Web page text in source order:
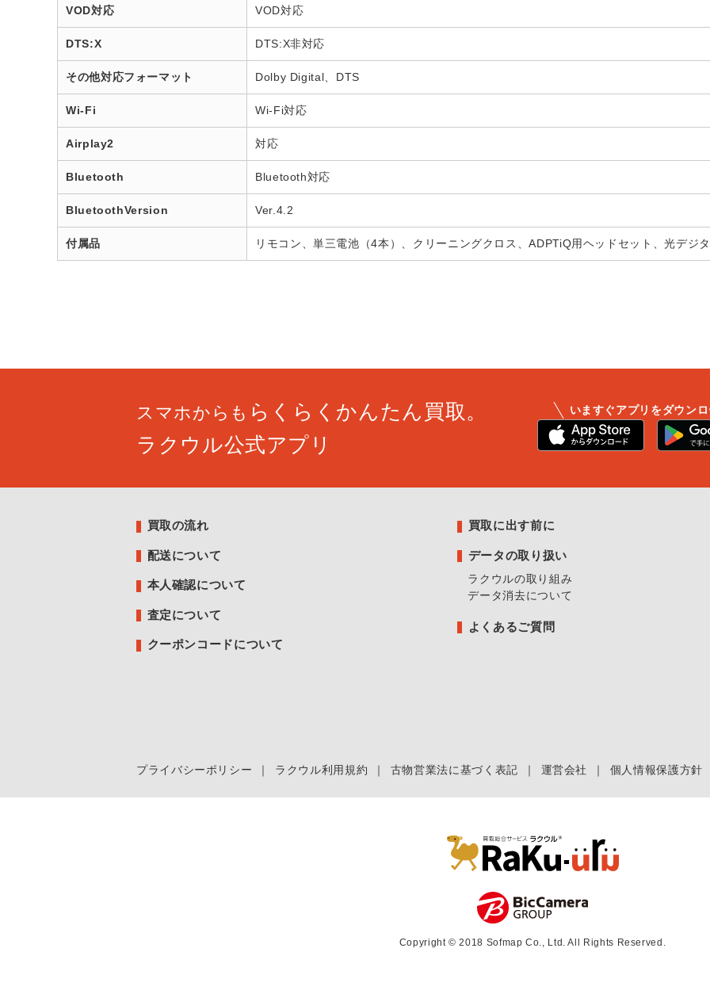
VOD対応 VOD対応
DTS:X DTS:X非対応
その他対応フォーマット Dolby Digital、DTS
Wi-Fi Wi-Fi対応
Airplay2 対応
Bluetooth Bluetooth対応
BluetoothVersion Ver.4.2
付属品 リモコン、単三電池（4本）、クリーニングクロス、ADPTiQ用ヘッドセット、光デジ
スマホからも らくらくかんたん買取。
ラクウル公式アプリ
いますぐアプリをダウン
買取の流れ
配送について
本人確認について
査定について
クーポンコードについて
買取に出す前に
データの取り扱い
ラクウルの取り組み
データ消去について
よくあるご質問
プライバシーポリシー ｜ ラクウル利用規約 ｜ 古物営業法に基づく表記 ｜ 運営会社 ｜ 個人情報保護方針
Copyright © 2018 Sofmap Co., Ltd. All Rights Reserved.